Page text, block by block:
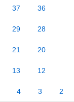
37 36
29 28
21 20
13 12
4 3
2